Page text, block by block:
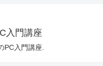
入門講座
PC入門講座.